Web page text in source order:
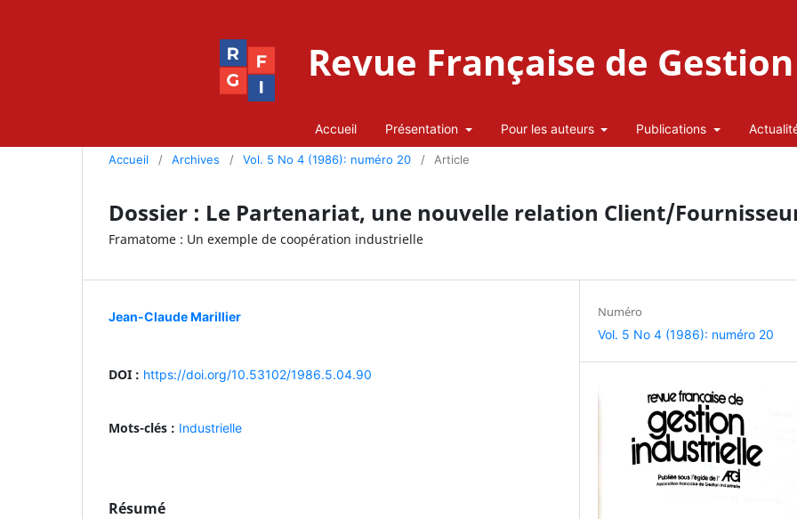
Revue Française de
Accueil Présentation Pour les auteurs Publications
Accueil / Archives / Vol. 5 No 4 (1986): numéro 20 / Article
Dossier : Le Partenariat, une nouvelle relation Client/
Framatome : Un exemple de coopération industrielle
Jean-Claude Marillier
DOI : https://doi.org/10.53102/1986.5.04.90
Mots-clés : Industrielle
Résumé
Numéro
Vol. 5 No 4 (1986): numéro 20